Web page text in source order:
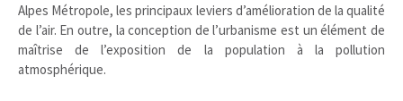
Alpes Métropole, les principaux leviers d’amélioration de la qualité
de l’air. En outre, la conception de l’urbanisme est un élément de
maîtrise de l’exposition de la population à la pollution
atmosphérique.